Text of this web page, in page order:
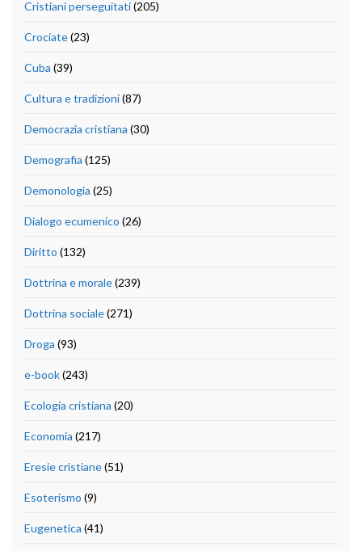
Cristiani perseguitati(205)
Crociate(23)
Cuba (39)
Cultura e tradizioni(87)
Democrazia cristiana (30)
Demografia (125)
Demonologia (25)
Dialogo ecumenico (26)
Diritto (132)
Dottrina e morale(239)
Dottrina sociale(271)
Droga (93)
e-book(243)
Ecologia cristiana (20)
Economia (217)
Eresie cristiane(51)
Esoterismo (9)
Eugenetica (41)